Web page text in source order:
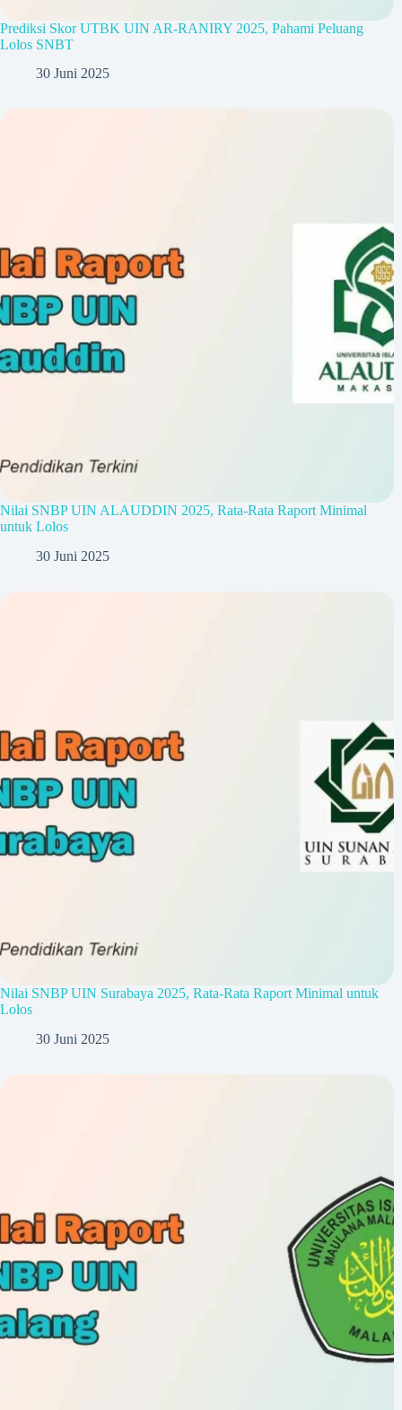
Prediksi Skor UTBK UIN AR-RANIRY 2025, Pahami Peluang
Lolos SNBT
30 Juni 2025
Nilai SNBP UIN ALAUDDIN 2025, Rata-Rata Raport Minimal
untuk Lolos
30 Juni 2025
Nilai SNBP UIN Surabaya 2025, Rata-Rata Raport Minimal untuk
Lolos
30 Juni 2025